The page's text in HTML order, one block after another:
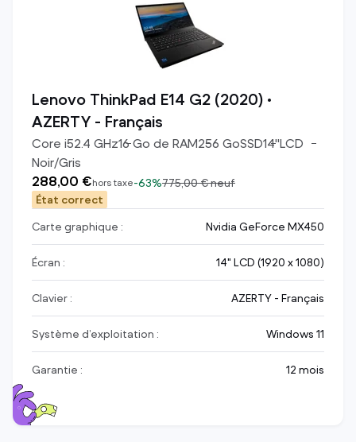
Lenovo ThinkPad E14 G2 (2020) •
AZERTY - Français
Core i52.4 GHz16Go de RAM256 GoSSD14"LCD
Noir/Gris
288,00 €hors taxe-63%775,00 €neuf
État correct
Carte graphique :
Nvidia GeForce MX450
Écran : 14" LCD (1920 x 1080)
Clavier : AZERTY - Français
Système d’exploitation : Windows 11
Garantie : 12 mois